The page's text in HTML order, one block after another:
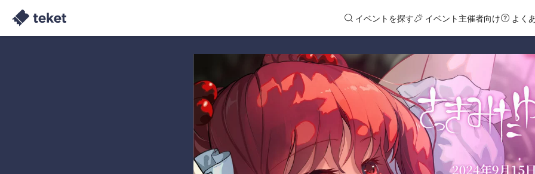
イベントを探す イベント主催者向け よく